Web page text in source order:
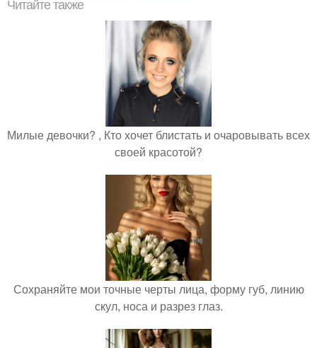
Читайте также
Милые девочки? , Кто хочет блистать и очаровывать всех
своей красотой?
Сохраняйте мои точные черты лица, форму губ, линию
скул, носа и разрез глаз.